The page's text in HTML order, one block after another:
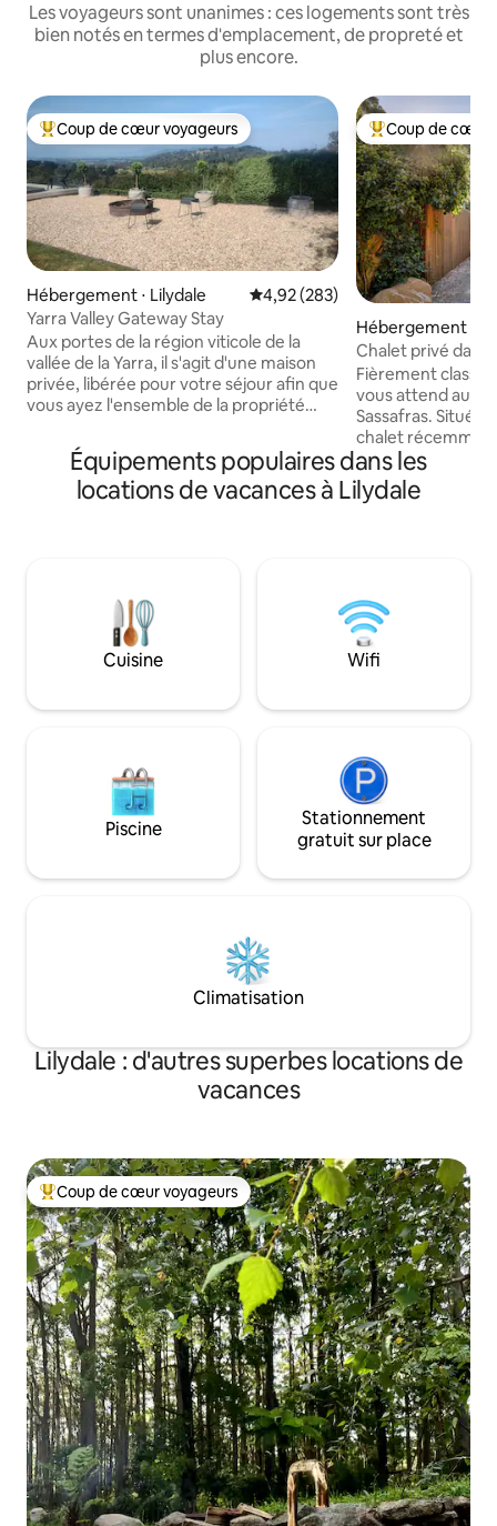
Les voyageurs sont unanimes : ces logements sont très
bien notés en termes d'emplacement, de propreté et
plus encore.
Coups de cœur voyageurs les plus appréciés
Coup de cœur voyageurs
Hébergement ⋅ Lilydale Évaluation moyenne sur la
4,92 (283)
Yarra Valley Gateway Stay
Aux portes de la région viticole de la
vallée de la Yarra, il s'agit d'une maison
privée, libérée pour votre séjour afin que
vous ayez l'ensemble de la propriété
une cour tranquille et est populaire
auprès des invités de mariage et de
festival, des séjours en famille et avec
sur la vallée de Yarra, la maison est
aménagée pour recevoir. Les animaux
domestiques sont les bienvenus, y
compris l'accès aux écuries et au
Coups de cœur
Coup de cœur
Hébergement ⋅
Chalet privé dans
dans les
Fièrement classé
vous attend au
Sassafras. Situé
chalet
ambiance de
nombreuses
qui sont
climatisation,
des plans de
matelas queen
cuisine/garde-
fenêtre donnant
Équipements populaires dans les
locations de vacances à Lilydale
Cuisine Wifi
Piscine
Stationnement
gratuit sur place
Climatisation
Lilydale : d'autres superbes locations de
vacances
Coups de cœur voyageurs les plus appréciés
Coup de cœur voyageurs